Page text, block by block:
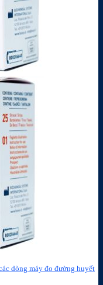
dòng máy đo đường huyết